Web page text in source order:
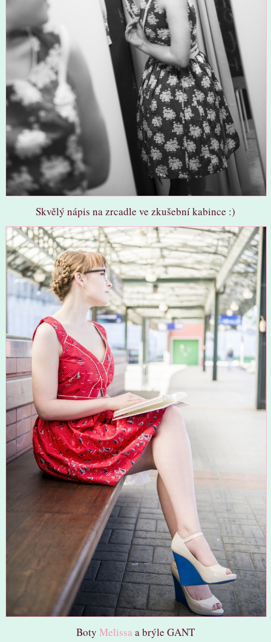
Skvělý nápis na zrcadle ve zkušební kabince :)
Boty Melissa a brýle GANT